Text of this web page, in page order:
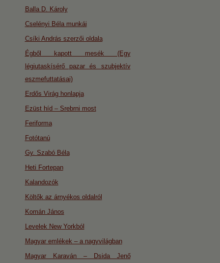
Balla D. Károly
Cselényi Béla munkái
Csíki András szerzői oldala
Égből kapott mesék (Egy
légiutaskísérő pazar és szubjektív
eszmefuttatásai)
Erdős Virág honlapja
Ezüst híd – Srebrni most
Feriforma
Fotótanú
Gy. Szabó Béla
Heti Fortepan
Kalandozók
Költők az árnyékos oldalról
Komán János
Levelek New Yorkból
Magyar emlékek – a nagyvilágban
Magyar Karaván – Dsida Jenő